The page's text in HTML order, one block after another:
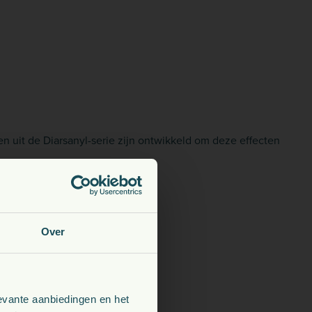
Over
aanbiedingen en het
uit de Diarsanyl-serie zijn ontwikkeld om deze effecten